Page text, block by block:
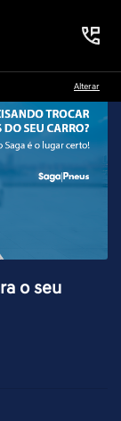
Alterar
o seu